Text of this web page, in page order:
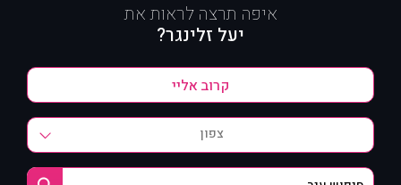
איפה תרצה לראות את
יעל זלינגר?
צפון